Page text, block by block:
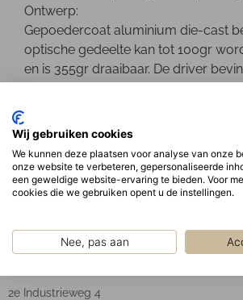
Wij gebruiken cookies
We kunnen deze plaatsen voor analyse van onze
onze website te verbeteren, gepersonaliseerde
een geweldige website-ervaring te bieden. Voor
cookies die we gebruiken opent u de instellingen.
Nee, pas aan
Ontwerp:
Gepoedercoat aluminium die-cast
optische gedeelte kan tot 100gr
en is 355gr draaibaar. De driver
Geanodiseerde aluminium facet
POP Light B.V.
2e Industrieweg 4